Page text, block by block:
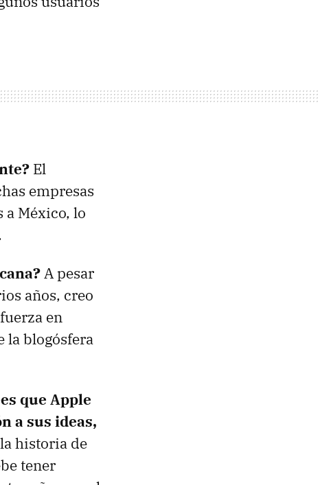
El
empresas
a México, lo
A pesar
años, creo
en
la blogósfera
que Apple
a sus ideas,
historia de
tener